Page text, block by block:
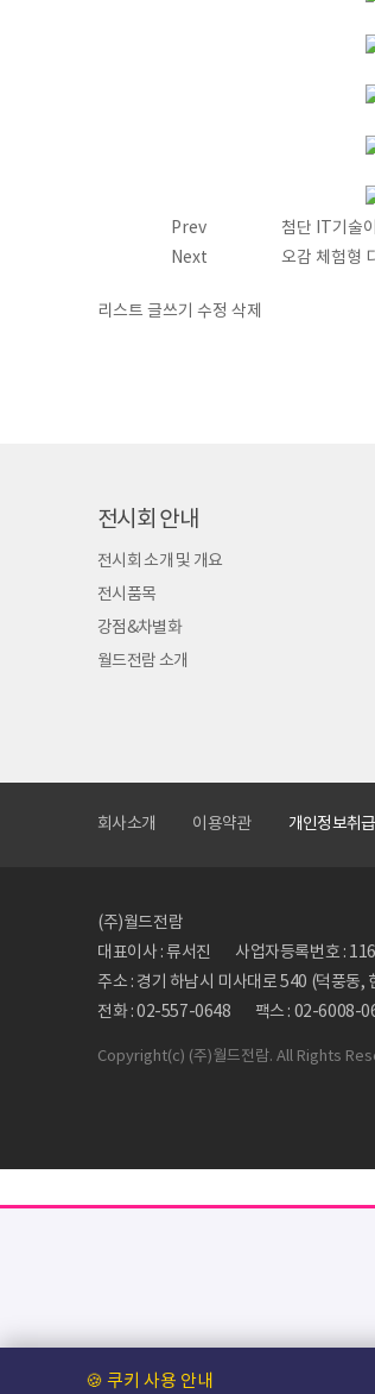
Prev
첨단 IT기술
Next
오감 체험형
리스트 글쓰기 수정 삭제
전시회 안내
전시회 소개 및 개요
전시품목
강점&차별화
월드전람 소개
회사소개 이용약관 개인정보취
(주)월드전람
대표이사 : 류서진
사업자등록번호 :
주소 : 경기 하남시 미사대로 540 (덕풍동
전화 : 02-557-0648
팩스 : 02-6008-
Copyright(c) (주)월드전람. All Rights
🍪 쿠키 사용 안내